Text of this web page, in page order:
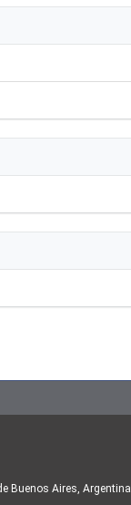
Buenos Aires, Argentina